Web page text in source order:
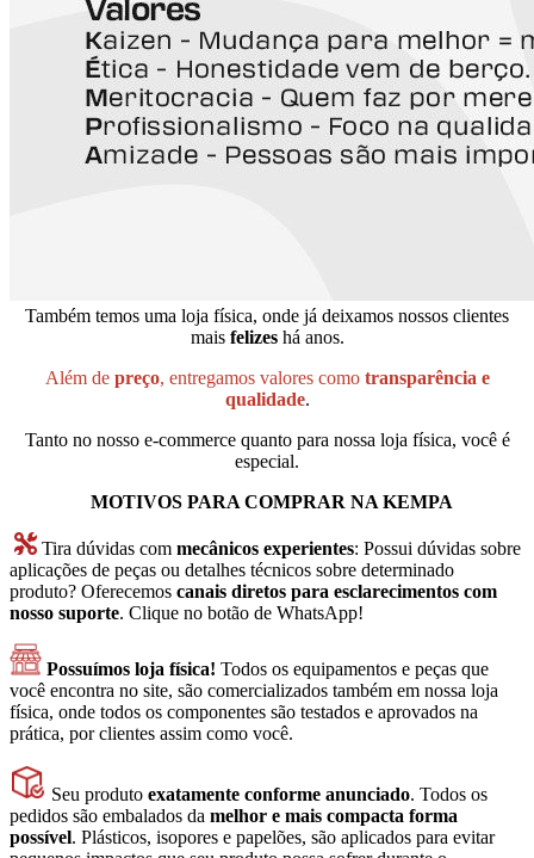
Também temos uma loja física, onde já deixamos nossos clientes
mais felizeshá anos.
Além de preço, entregamos valores como transparência e
qualidade.
Tanto no nosso e-commerce quanto para nossa loja física, você é
especial.
MOTIVOS PARA COMPRAR NA KEMPA
Tira dúvidas com mecânicos experientes: Possui dúvidas sobre
aplicações de peças ou detalhes técnicos sobre determinado
produto? Oferecemos canais diretos para esclarecimentos com
nosso suporte. Clique no botão de WhatsApp!
Possuímos loja física! Todos os equipamentos e peças que
você encontra no site, são comercializados também em nossa loja
física, onde todos os componentes são testados e aprovados na
prática, por clientes assim como você.
Seu produto exatamente conforme anunciado. Todos os
pedidos são embalados da melhor e mais compacta forma
possível. Plásticos, isopores e papelões, são aplicados para evitar